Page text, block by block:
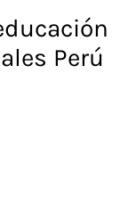
Perú